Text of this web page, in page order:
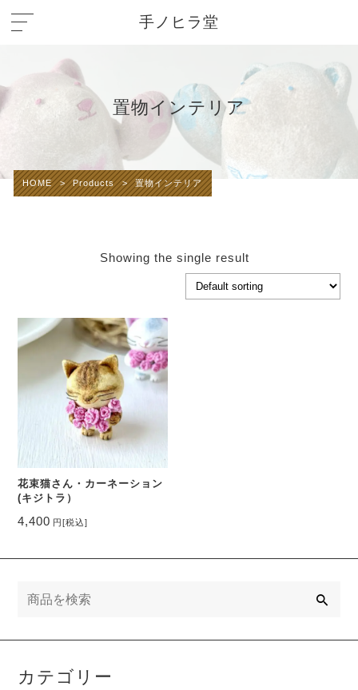
手ノヒラ堂
置物インテリア
HOME > Products > 置物インテリア
Showing the single result
花束猫さん・カーネーション
(キジトラ）
4,400 円[税込]
カテゴリー